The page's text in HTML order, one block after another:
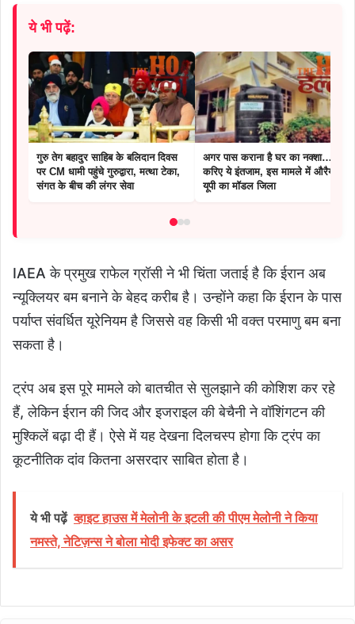
ये भी पढ़ें:
गुरु तेग बहादुर साहिब के बलिदान दिवस
पर CM धामी पहुंचे गुरुद्वारा, मत्था टेका,
संगत के बीच की लंगर सेवा
अगर पास कराना है घर का नक्शा… पहले
करिए ये इंतजाम, इस मामले में औरैया बना
यूपी का मॉडल जिला
IAEA के प्रमुख राफेल ग्रॉसी ने भी चिंता जताई है कि ईरान अब
न्यूक्लियर बम बनाने के बेहद करीब है। उन्होंने कहा कि ईरान के पास
पर्याप्त संवर्धित यूरेनियम है जिससे वह किसी भी वक्त परमाणु बम बना
सकता है।
ट्रंप अब इस पूरे मामले को बातचीत से सुलझाने की कोशिश कर रहे
हैं, लेकिन ईरान की जिद और इजराइल की बेचैनी ने वॉशिंगटन की
मुश्किलें बढ़ा दी हैं। ऐसे में यह देखना दिलचस्प होगा कि ट्रंप का
कूटनीतिक दांव कितना असरदार साबित होता है।
ये भी पढ़ें व्हाइट हाउस में मेलोनी के इटली की पीएम मेलोनी ने किया
नमस्ते, नेटिज़न्स ने बोला मोदी इफेक्ट का असर